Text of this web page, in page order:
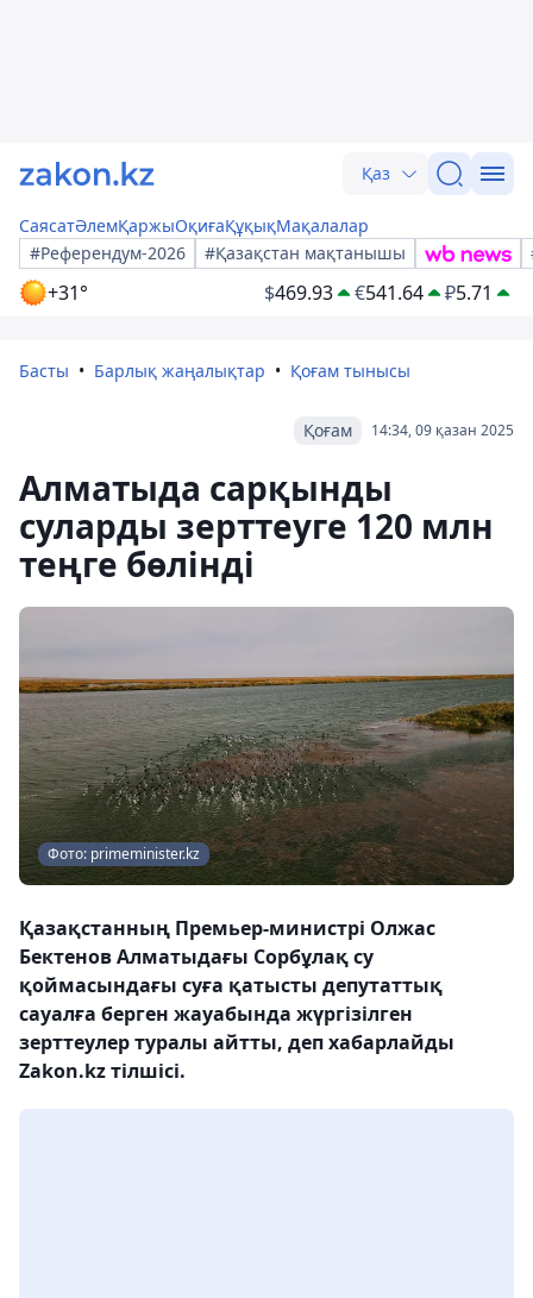
Қаз
СаясатӘлемҚаржыОқиғаҚұқықМақалалар
#Референдум-2026
#Қазақстан мақтанышы
+31° $469.93 €541.64 ₽5.71
Басты Барлық жаңалықтар Қоғам тынысы
14:34, 09 қазан 2025
Қоғам
Алматыда сарқынды
суларды зерттеуге 120 млн
теңге бөлінді
Фото: primeminister.kz
Қазақстанның Премьер-министрі Олжас
Бектенов Алматыдағы Сорбұлақ су
қоймасындағы суға қатысты депутаттық
сауалға берген жауабында жүргізілген
зерттеулер туралы айтты, деп хабарлайды
Zakon.kz тілшісі.